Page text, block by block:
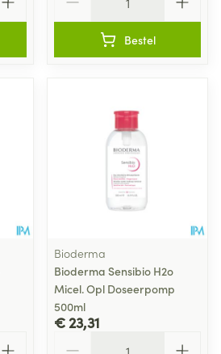
Bestel
Bioderma
Bioderma Sensibio H2o
Micel. Opl Doseerpomp
500ml
€ 23,31